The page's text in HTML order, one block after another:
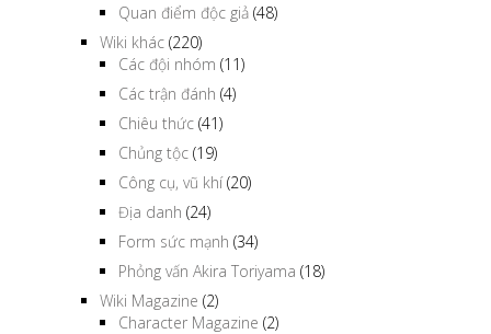
Quan điểm độc giả (48)
Wiki khác (220)
Các đội nhóm (11)
Các trận đánh (4)
Chiêu thức (41)
Chủng tộc (19)
Công cụ, vũ khí(20)
Địa danh (24)
Form sức mạnh (34)
Phỏng vấn Akira Toriyama (18)
Wiki Magazine (2)
Character Magazine (2)